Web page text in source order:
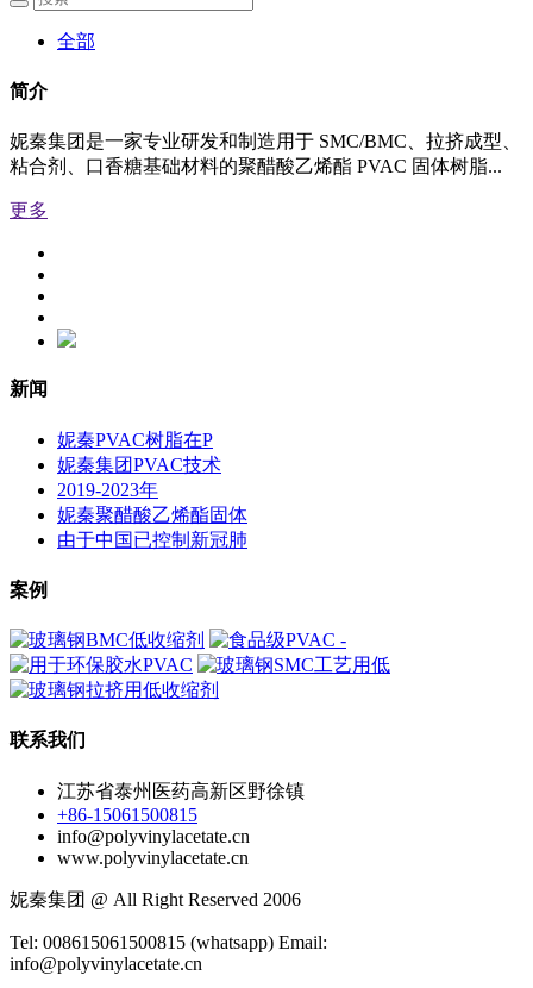
全部
简介
妮秦集团是一家专业研发和制造用于 SMC/BMC、拉挤成型、
粘合剂、口香糖基础材料的聚醋酸乙烯酯 PVAC 固体树脂...
更多
新闻
妮秦PVAC树脂在P
妮秦集团PVAC技术
2019-2023年
妮秦聚醋酸乙烯酯固体
由于中国已控制新冠肺
案例
联系我们
江苏省泰州医药高新区野徐镇
+86-15061500815
info@polyvinylacetate.cn
www.polyvinylacetate.cn
妮秦集团 @ All Right Reserved 2006
Tel: 008615061500815 (whatsapp) Email:
info@polyvinylacetate.cn